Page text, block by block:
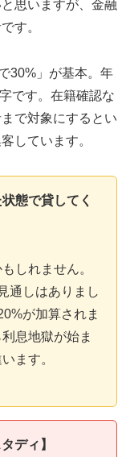
思いますが、金融
す。
30%」が基本。年
です。在籍確認な
で対象にするとい
しています。
態で貸してく
しれません。
通しはありまし
が加算されま
息地獄が始ま
ます。
ディ】